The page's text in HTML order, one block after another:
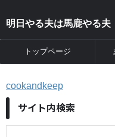
明日やる夫は馬鹿やる夫
トップページ
cookandkeep
サイト内検索